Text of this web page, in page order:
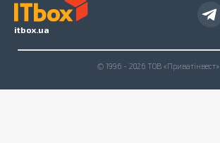
itbox.ua
© 1996 - 2026 ТОВ «Приватінвест»